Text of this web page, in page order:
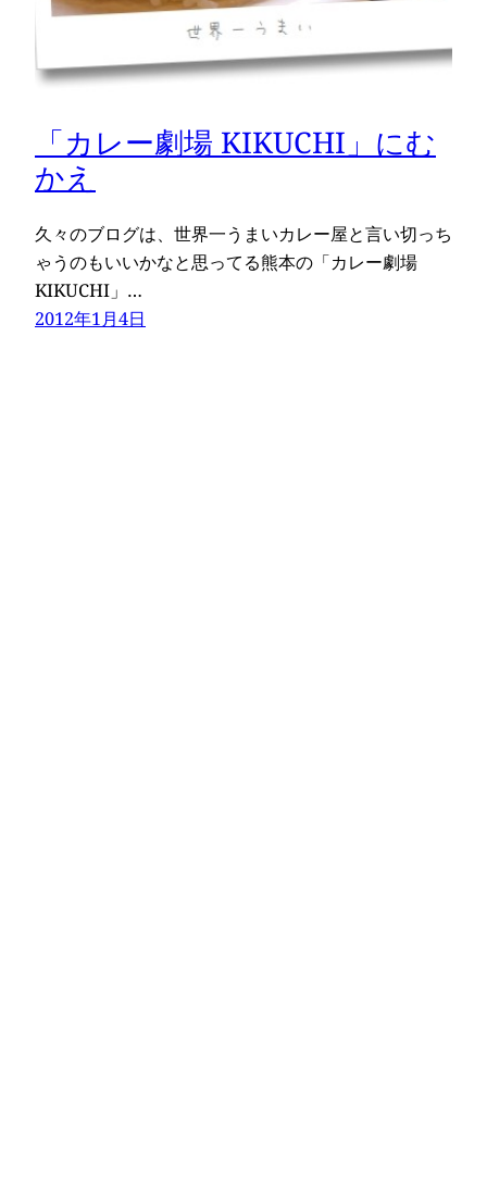
「カレー劇場 KIKUCHI」にむ
かえ
久々のブログは、世界一うまいカレー屋と言い切っち
ゃうのもいいかなと思ってる熊本の「カレー劇場
KIKUCHI」…
2012年1月4日